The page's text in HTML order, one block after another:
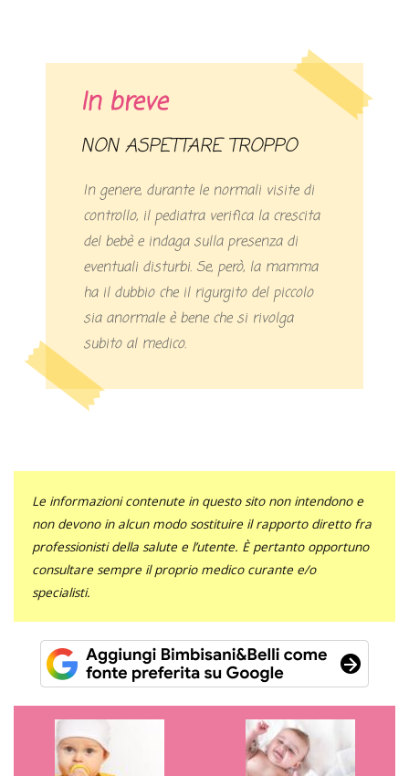
In breve
NON ASPETTARE TROPPO
In genere, durante le normali visite di
controllo, il pediatra verifica la crescita
del bebè e indaga sulla presenza di
eventuali disturbi. Se, però, la mamma
ha il dubbio che il rigurgito del piccolo
sia anormale è bene che si rivolga
subito al medico.
Le informazioni contenute in questo sito non intendono e
non devono in alcun modo sostituire il rapporto diretto fra
professionisti della salute e l’utente. È pertanto opportuno
consultare sempre il proprio medico curante e/o
specialisti.